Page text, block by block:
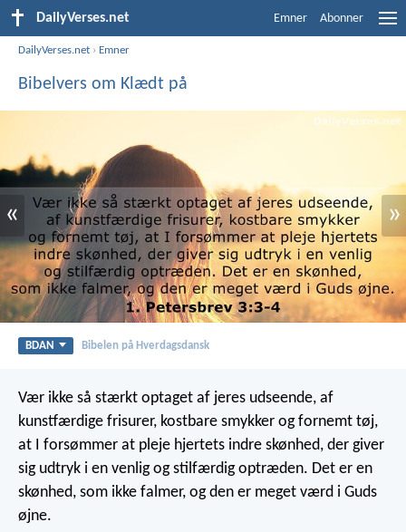
DailyVerses.net Emner Abonner
DailyVerses.net › Emner
Bibelvers om Klædt på
« »
BDAN Bibelen på Hverdagsdansk
Vær ikke så stærkt optaget af jeres udseende, af
kunstfærdige frisurer, kostbare smykker og fornemt tøj,
at I forsømmer at pleje hjertets indre skønhed, der giver
sig udtryk i en venlig og stilfærdig optræden. Det er en
skønhed, som ikke falmer, og den er meget værd i Guds
øjne.